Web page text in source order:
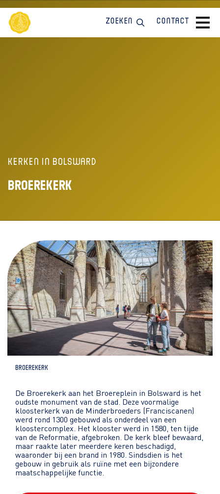
Zoeken Contact
Kerken in Bolsward
Broerekerk
Broerekerk
De Broerekerk aan het Broereplein in Bolsward is het
oudste monument van de stad. Deze voormalige
kloosterkerk van de Minderbroeders (Franciscanen)
werd rond 1300 gebouwd als onderdeel van een
kloostercomplex. Het klooster werd in 1580, ten tijde
van de Reformatie, afgebroken. De kerk bleef bewaard,
maar raakte later meerdere keren beschadigd,
waaronder bij een brand in 1980. Sindsdien is het
gebouw in gebruik als ruïne met een bijzondere
maatschappelijke functie.